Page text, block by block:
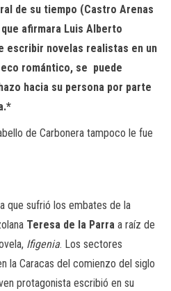
de su tiempo (Castro Arenas
afirmara Luis Alberto
escribir novelas realistas en un
romántico, se puede
hacia su persona por parte
de Carbonera tampoco le fue
sufrió los embates de la
Teresa de la Parra a raíz de
Ifigenia. Los sectores
la Caracas del comienzo del siglo
protagonista escribió en su